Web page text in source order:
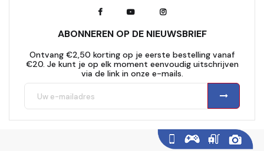
ABONNEREN OP DE NIEUWSBRIEF
Ontvang €2,50 korting op je eerste bestelling vanaf
€20. Je kunt je op elk moment eenvoudig uitschrijven
via de link in onze e-mails.